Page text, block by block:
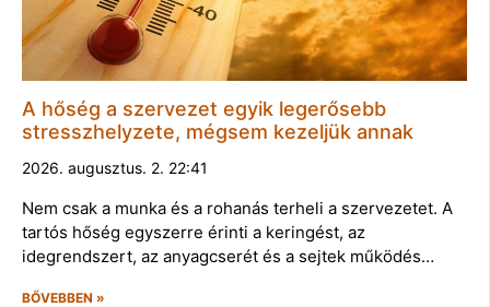
A hőség a szervezet egyik legerősebb
stresszhelyzete, mégsem kezeljük annak
2026. augusztus. 2. 22:41
Nem csak a munka és a rohanás terheli a szervezetet. A
tartós hőség egyszerre érinti a keringést, az
idegrendszert, az anyagcserét és a sejtek működés…
BŐVEBBEN »